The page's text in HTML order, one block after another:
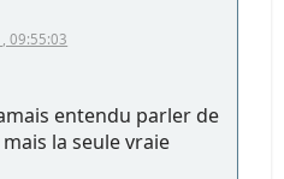
09:55:03
entendu parler de
la seule vraie